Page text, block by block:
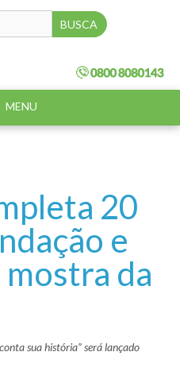
MENU
20
e
mostra da
sua história” será lançado